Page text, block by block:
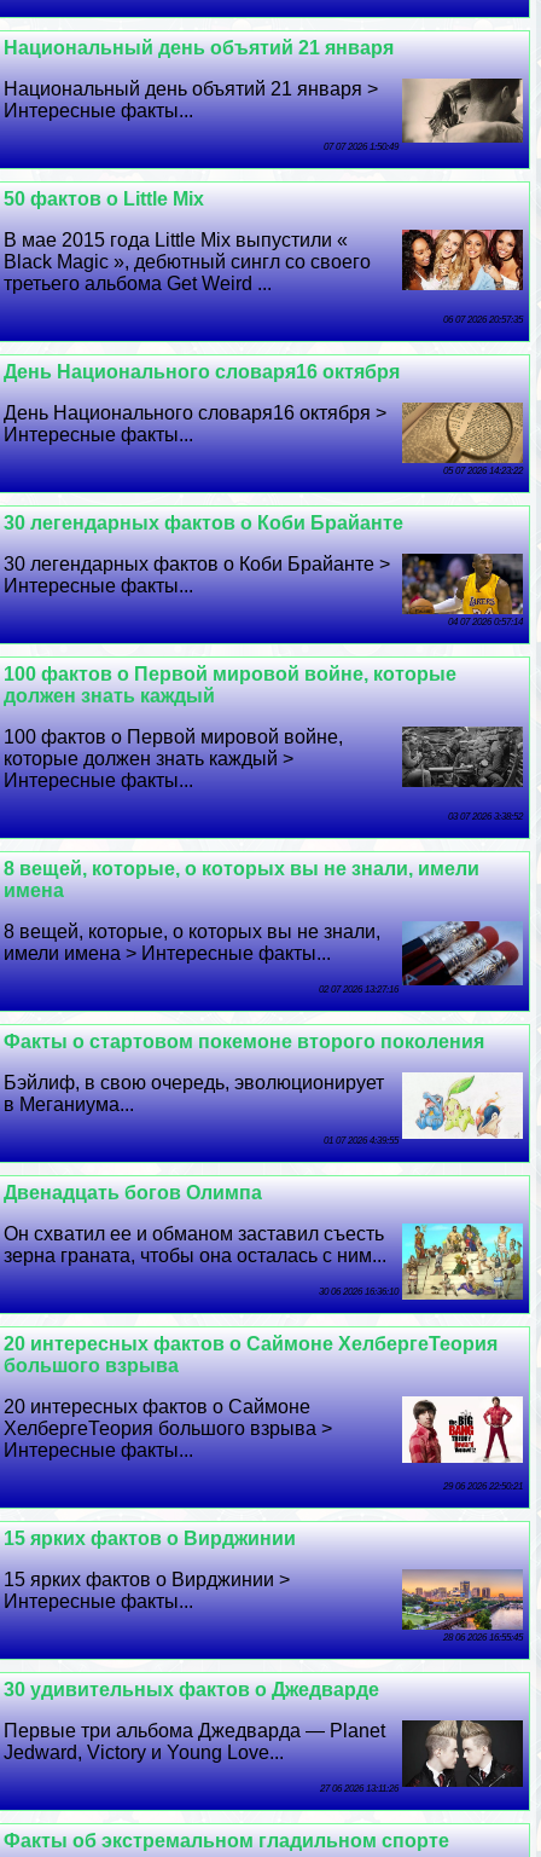
Национальный день объятий 21 января
Национальный день объятий 21 января >
Интересные факты...
07 07 2026 1:50:49
50 фактов о Little Mix
В мае 2015 года Little Mix выпустили «
Black Magic », дебютный сингл со своего
третьего альбома Get Weird ...
06 07 2026 20:57:35
День Национального словаря16 октября
День Национального словаря16 октября >
Интересные факты...
05 07 2026 14:23:22
30 легендарных фактов о Коби Брайанте
30 легендарных фактов о Коби Брайанте >
Интересные факты...
04 07 2026 0:57:14
100 фактов о Первой мировой войне, которые
должен знать каждый
100 фактов о Первой мировой войне,
которые должен знать каждый >
Интересные факты...
03 07 2026 3:38:52
8 вещей, которые, о которых вы не знали, имели
имена
8 вещей, которые, о которых вы не знали,
имели имена > Интересные факты...
02 07 2026 13:27:16
Факты о стартовом покемоне второго поколения
Бэйлиф, в свою очередь, эволюционирует
в Меганиума...
01 07 2026 4:39:55
Двенадцать богов Олимпа
Он схватил ее и обманом заставил съесть
зерна граната, чтобы она осталась с ним...
30 06 2026 16:36:10
20 интересных фактов о Саймоне ХелбергеТеория
большого взрыва
20 интересных фактов о Саймоне
ХелбергеТеория большого взрыва >
Интересные факты...
29 06 2026 22:50:21
15 ярких фактов о Вирджинии
15 ярких фактов о Вирджинии >
Интересные факты...
28 06 2026 16:55:45
30 удивительных фактов о Джедварде
Первые три альбома Джедварда — Planet
Jedward, Victory и Young Love...
27 06 2026 13:11:26
Факты об экстремальном гладильном спорте